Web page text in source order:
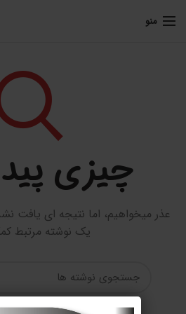
منو
چیزی
عذر میخواهیم، اما نتیجه ای یافت
یک نوشته مرتبط